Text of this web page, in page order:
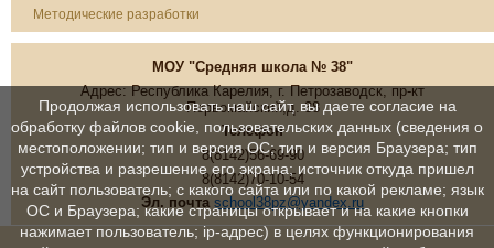
Методические разработки
МОУ "Средняя школа № 38"
Адрес: Республика Карелия, г. Петрозаводск, пр-кт
Первомайский,д. 38
Телефон
8(8142)56-69-90
8(8142)70-10-54
Эл. почта school38pz@yandex.ru
Продолжая использовать наш сайт, вы даете согласие на
обработку файлов cookie, пользовательских данных (сведения о
местоположении; тип и версия ОС; тип и версия Браузера; тип
устройства и разрешение его экрана; источник откуда пришел
на сайт пользователь; с какого сайта или по какой рекламе; язык
ОС и Браузера; какие страницы открывает и на какие кнопки
нажимает пользователь; ip-адрес) в целях функционирования